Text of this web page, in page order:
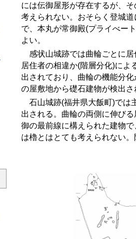
には伝御屋形が存在するが、
考えられない。おそらく登城
で、本丸が常御殿(プライべー
よい。
感状山城跡では曲輪ごとに居
居住者の相違か(階層分化)によ
出されており、曲輪の機能分
の屋敷地から礎石建物が検出さ
石山城跡(福井県大飯町)では
出される。曲輪の両側に伸び
御の最前線に構えられた建物
は櫓とはとても考えられない